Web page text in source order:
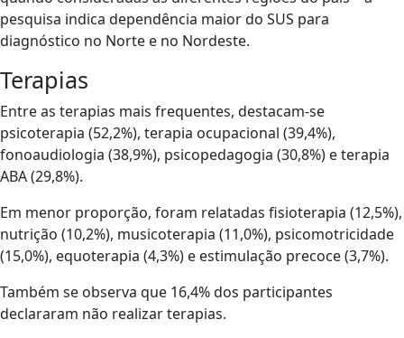
pesquisa indica dependência maior do SUS para
diagnóstico no Norte e no Nordeste.
Terapias
Entre as terapias mais frequentes, destacam-se
psicoterapia (52,2%), terapia ocupacional (39,4%),
fonoaudiologia (38,9%), psicopedagogia (30,8%) e terapia
ABA (29,8%).
Em menor proporção, foram relatadas fisioterapia (12,5%),
nutrição (10,2%), musicoterapia (11,0%), psicomotricidade
(15,0%), equoterapia (4,3%) e estimulação precoce (3,7%).
Também se observa que 16,4% dos participantes
declararam não realizar terapias.